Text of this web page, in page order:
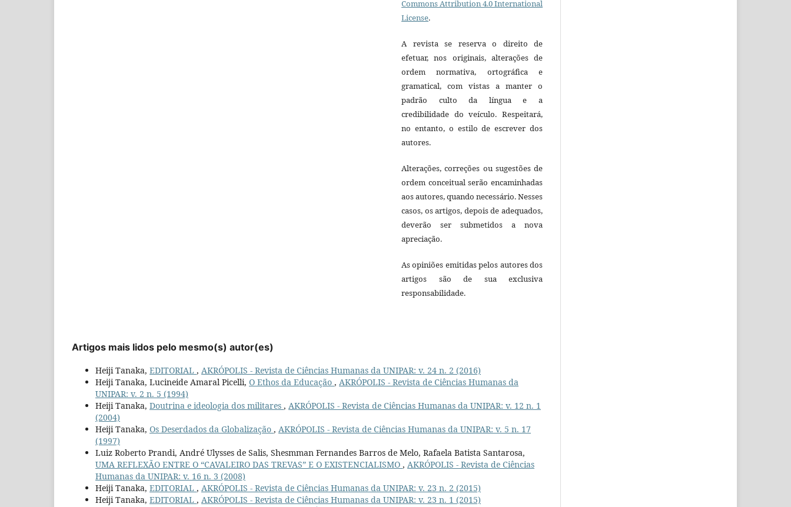
Commons Attribution 4.0 International
License.
A revista se reserva o direito de
efetuar, nos originais, alterações de
ordem normativa, ortográfica e
gramatical, com vistas a manter o
padrão culto da língua e a
credibilidade do veículo. Respeitará,
no entanto, o estilo de escrever dos
autores.
Alterações, correções ou sugestões de
ordem conceitual serão encaminhadas
aos autores, quando necessário. Nesses
casos, os artigos, depois de adequados,
deverão ser submetidos a nova
apreciação.
As opiniões emitidas pelos autores dos
artigos são de sua exclusiva
responsabilidade.
Artigos mais lidos pelo mesmo(s) autor(es)
Heiji Tanaka, EDITORIAL , AKRÓPOLIS - Revista de Ciências Humanas da UNIPAR: v. 24 n. 2 (2016)
Heiji Tanaka, Lucineide Amaral Picelli, O Ethos da Educação , AKRÓPOLIS - Revista de Ciências Humanas da
UNIPAR: v. 2 n. 5 (1994)
Heiji Tanaka, Doutrina e ideologia dos militares , AKRÓPOLIS - Revista de Ciências Humanas da UNIPAR: v. 12 n. 1
(2004)
Heiji Tanaka, Os Deserdados da Globalização , AKRÓPOLIS - Revista de Ciências Humanas da UNIPAR: v. 5 n. 17
(1997)
Luiz Roberto Prandi, André Ulysses de Salis, Shesmman Fernandes Barros de Melo, Rafaela Batista Santarosa,
UMA REFLEXÃO ENTRE O “CAVALEIRO DAS TREVAS” E O EXISTENCIALISMO , AKRÓPOLIS - Revista de Ciências
Humanas da UNIPAR: v. 16 n. 3 (2008)
Heiji Tanaka, EDITORIAL , AKRÓPOLIS - Revista de Ciências Humanas da UNIPAR: v. 23 n. 2 (2015)
Heiji Tanaka, EDITORIAL , AKRÓPOLIS - Revista de Ciências Humanas da UNIPAR: v. 23 n. 1 (2015)